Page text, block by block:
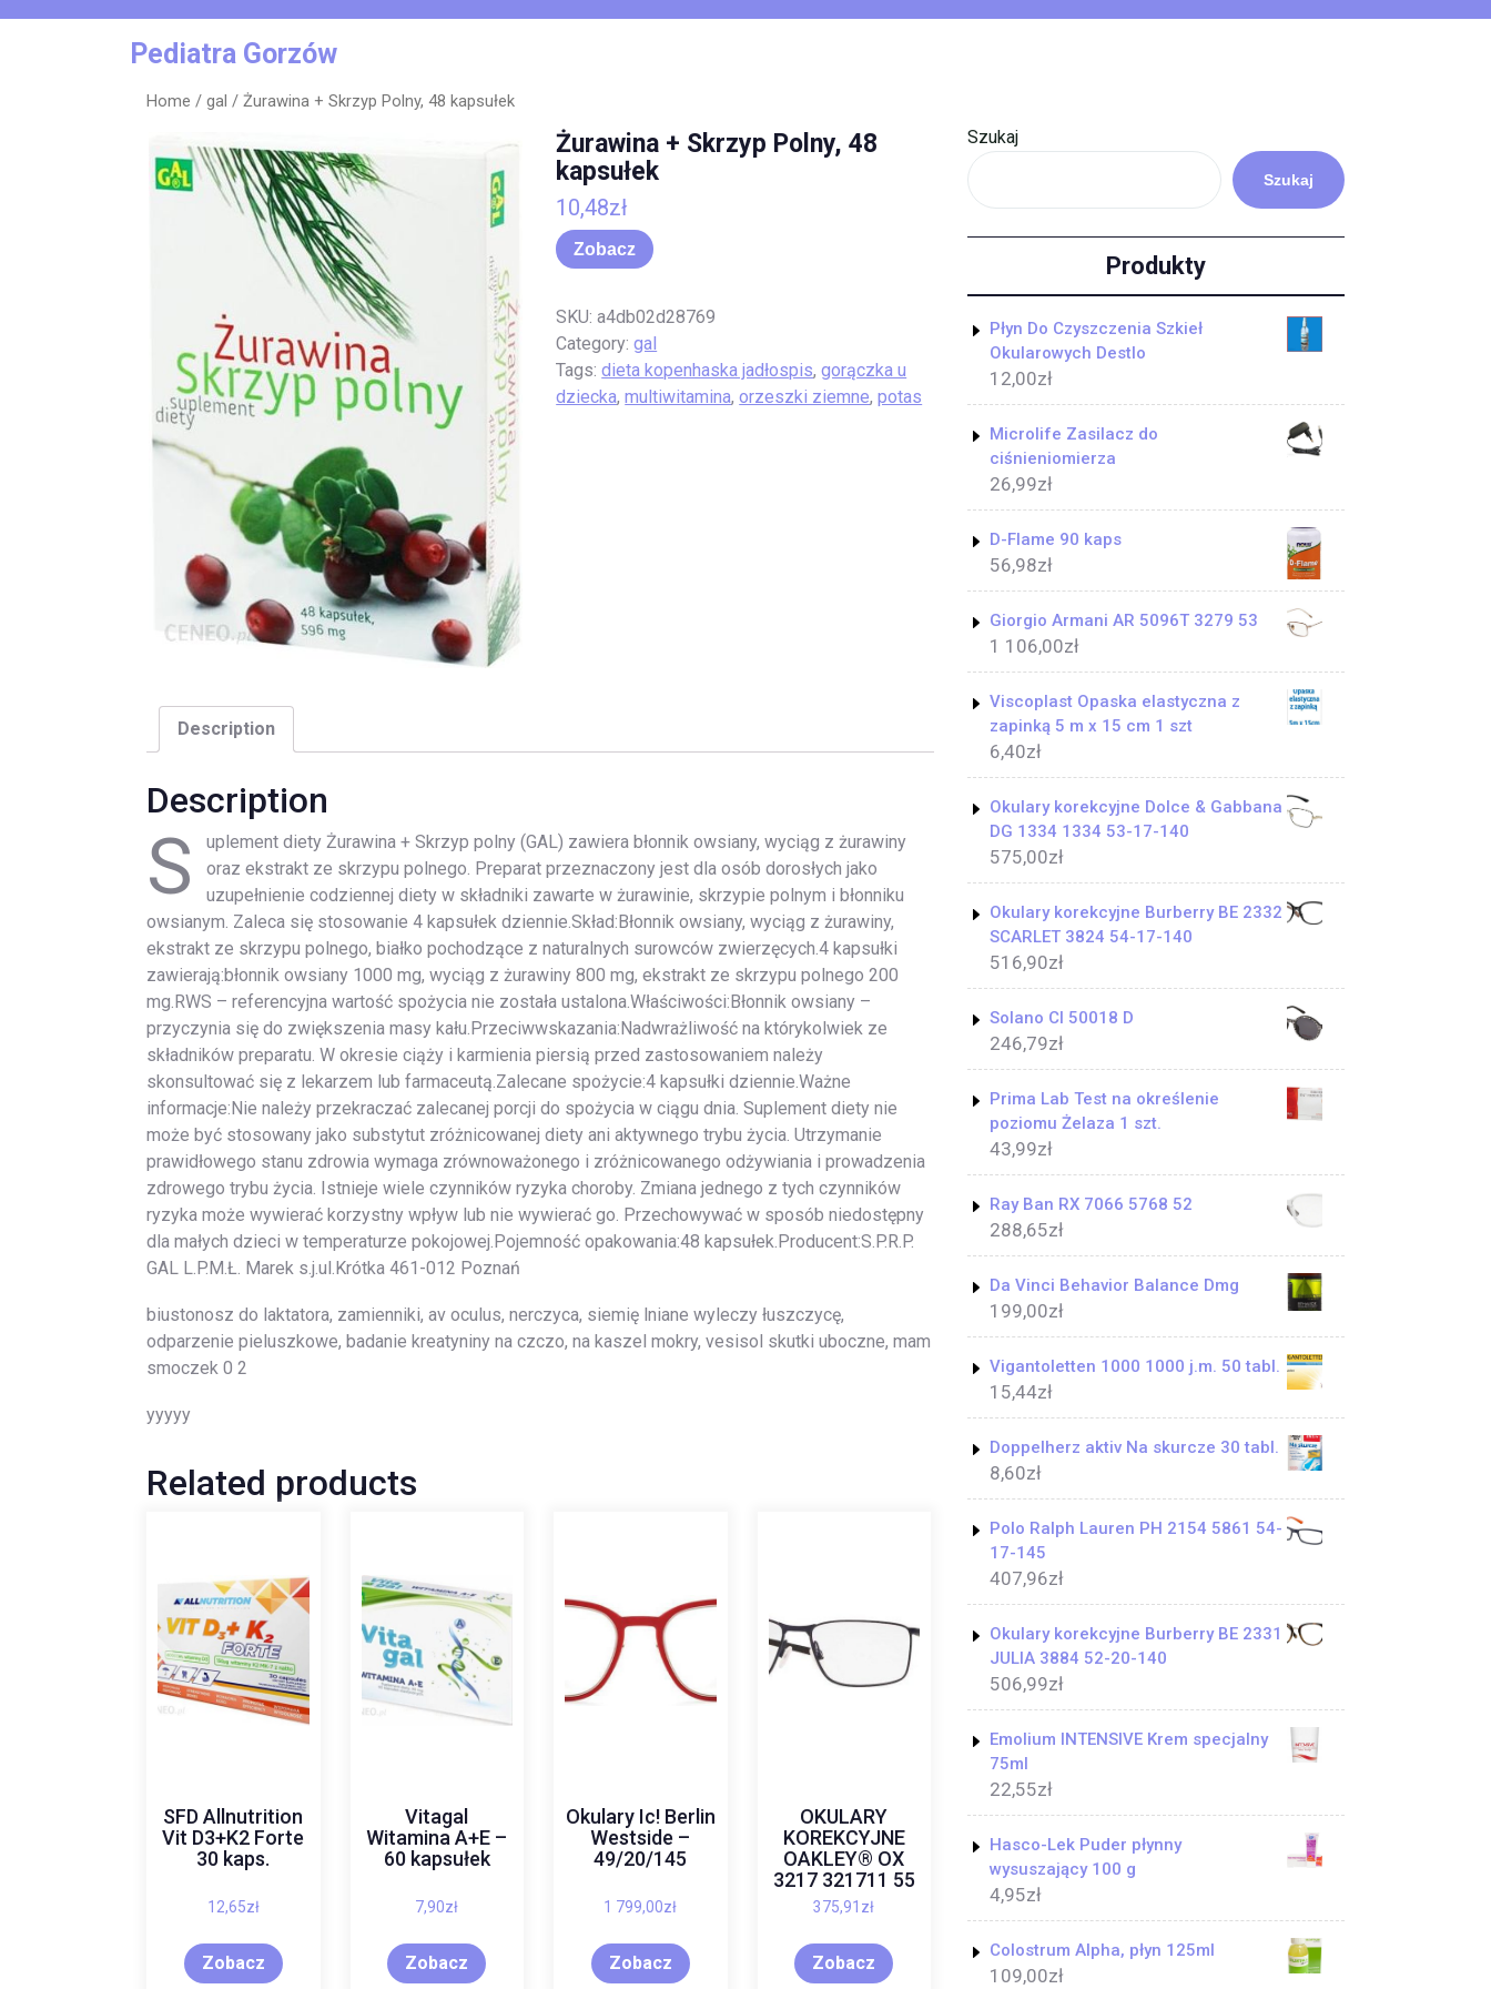
Pediatra Gorzów
Home / gal / Żurawina + Skrzyp Polny, 48 kapsułek
Żurawina + Skrzyp Polny, 48
kapsułek
10,48zł
Zobacz
SKU:a4db02d28769
Category:gal
Tags:dieta kopenhaska jadłospis,gorączka u
dziecka,multiwitamina,orzeszki ziemne,potas
Description
Description
S
uplement diety Żurawina + Skrzyp polny (GAL) zawiera błonnik owsiany, wyciąg z żurawiny
oraz ekstrakt ze skrzypu polnego. Preparat przeznaczony jest dla osób dorosłych jako
uzupełnienie codziennej diety w składniki zawarte w żurawinie, skrzypie polnym i błonniku
owsianym. Zaleca się stosowanie 4 kapsułek dziennie.Skład:Błonnik owsiany, wyciąg z żurawiny,
ekstrakt ze skrzypu polnego, białko pochodzące z naturalnych surowców zwierzęcych.4 kapsułki
zawierają:błonnik owsiany 1000 mg, wyciąg z żurawiny 800 mg, ekstrakt ze skrzypu polnego 200
mg.RWS – referencyjna wartość spożycia nie została ustalona.Właściwości:Błonnik owsiany –
przyczynia się do zwiększenia masy kału.Przeciwwskazania:Nadwrażliwość na którykolwiek ze
składników preparatu. W okresie ciąży i karmienia piersią przed zastosowaniem należy
skonsultować się z lekarzem lub farmaceutą.Zalecane spożycie:4 kapsułki dziennie.Ważne
informacje:Nie należy przekraczać zalecanej porcji do spożycia w ciągu dnia. Suplement diety nie
może być stosowany jako substytut zróżnicowanej diety ani aktywnego trybu życia. Utrzymanie
prawidłowego stanu zdrowia wymaga zrównoważonego i zróżnicowanego odżywiania i prowadzenia
zdrowego trybu życia. Istnieje wiele czynników ryzyka choroby. Zmiana jednego z tych czynników
ryzyka może wywierać korzystny wpływ lub nie wywierać go. Przechowywać w sposób niedostępny
dla małych dzieci w temperaturze pokojowej.Pojemność opakowania:48 kapsułek.Producent:S.P.R.P.
GAL L.P.M.Ł. Marek s.j.ul.Krótka 461-012 Poznań
biustonosz do laktatora, zamienniki, av oculus, nerczyca, siemię lniane wyleczy łuszczycę,
odparzenie pieluszkowe, badanie kreatyniny na czczo, na kaszel mokry, vesisol skutki uboczne, mam
smoczek 0 2
yyyyy
Related products
SFD Allnutrition
Vit D3+K2 Forte
30 kaps.
12,65zł
Zobacz
Vitagal
Witamina A+E –
60 kapsułek
7,90zł
Zobacz
Okulary Ic! Berlin
Westside –
49/20/145
1 799,00zł
Zobacz
OKULARY
KOREKCYJNE
OAKLEY® OX
3217 321711 55
375,91 zł
Zobacz
Szukaj
Szukaj
Produkty
Płyn Do Czyszczenia Szkieł
Okularowych Destlo
12,00zł
Microlife Zasilacz do
ciśnieniomierza
26,99zł
D-Flame 90 kaps
56,98zł
Giorgio Armani AR 5096T 3279 53
1 106,00zł
Viscoplast Opaska elastyczna z
zapinką 5 m x 15 cm 1 szt
6,40zł
Okulary korekcyjne Dolce & Gabbana
DG 1334 1334 53-17-140
575,00zł
Okulary korekcyjne Burberry BE 2332
SCARLET 3824 54-17-140
516,90zł
Solano Cl 50018 D
246,79zł
Prima Lab Test na określenie
poziomu Żelaza 1 szt.
43,99zł
Ray Ban RX 7066 5768 52
288,65zł
Da Vinci Behavior Balance Dmg
199,00zł
Vigantoletten 1000 1000 j.m. 50 tabl.
15,44zł
Doppelherz aktiv Na skurcze 30 tabl.
8,60zł
Polo Ralph Lauren PH 2154 5861 54-
17-145
407,96zł
Okulary korekcyjne Burberry BE 2331
JULIA 3884 52-20-140
506,99zł
Emolium INTENSIVE Krem specjalny
75ml
22,55zł
Hasco-Lek Puder płynny
wysuszający 100 g
4,95zł
Colostrum Alpha, płyn 125ml
109,00zł